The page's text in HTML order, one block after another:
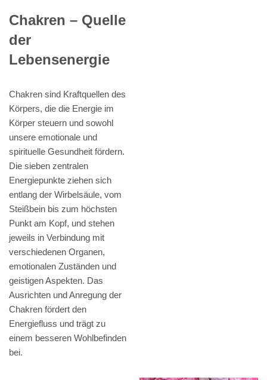
Chakren – Quelle
der
Lebensenergie
Chakren sind Kraftquellen des
Körpers, die die Energie im
Körper steuern und sowohl
unsere emotionale und
spirituelle Gesundheit fördern.
Die sieben zentralen
Energiepunkte ziehen sich
entlang der Wirbelsäule, vom
Steißbein bis zum höchsten
Punkt am Kopf, und stehen
jeweils in Verbindung mit
verschiedenen Organen,
emotionalen Zuständen und
geistigen Aspekten. Das
Ausrichten und Anregung der
Chakren fördert den
Energiefluss und trägt zu
einem besseren Wohlbefinden
bei.